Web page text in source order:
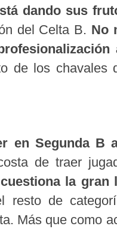
dando sus
del Celta B. No
de los chavales
en Segunda B
de traer
cuestiona la gran
de
Más que como